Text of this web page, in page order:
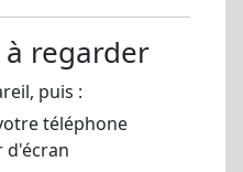
à regarder
puis :
téléphone
d'écran